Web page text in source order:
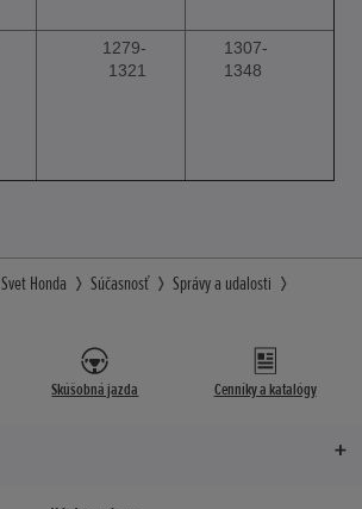
1279-
1321
1307-
1348
Svet Honda Súčasnosť
Správy a udalosti
Skúšobná jazda Cenníky a katalógy